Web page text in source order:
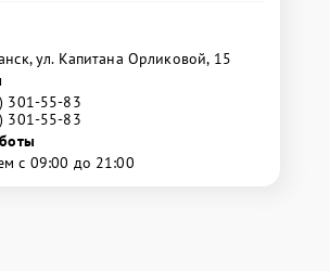
ул. Капитана Орликовой, 15
301-55-83
301-55-83
с 09:00 до 21:00